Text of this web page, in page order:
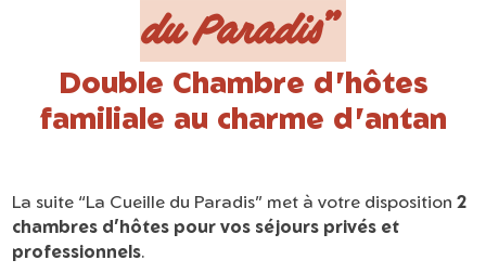
du Paradis”
Double Chambre d'hôtes
familiale au charme d'antan
La suite “La Cueille du Paradis” met à votre disposition2
chambres d’hôtes pour vos séjours privés et
professionnels.